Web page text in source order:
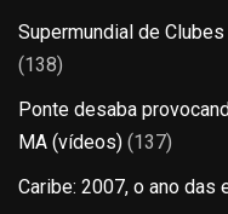
Supermundial de
(138)
Ponte desaba
MA (vídeos) (137)
Caribe: 2007, o ano das